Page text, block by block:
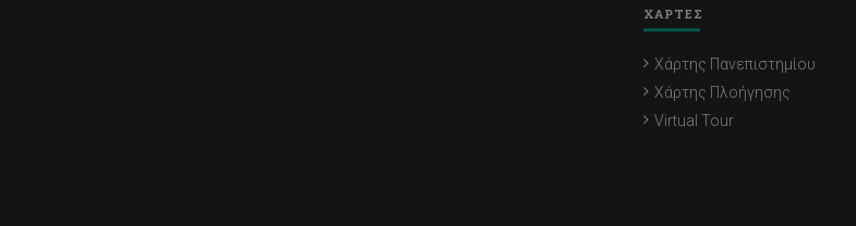
ΧΑΡΤΕΣ
Χάρτης Πανεπιστημίου
Χάρτης Πλοήγησης
Virtual Tour